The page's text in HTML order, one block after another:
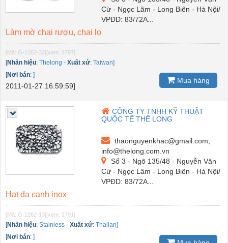
Cừ - Ngọc Lâm - Long Biên - Hà Nội/
VPĐD: 83/72A...
Làm mờ chai rượu, chai lọ
[Mã: G-1262-32][xem: 2797]
[Nhãn hiệu: Thelong - Xuất xứ: Taiwan]
[Nơi bán: ]
2011-01-27 16:59:59]
Mua hàng
CÔNG TY TNHH KỸ THUẬT
QUỐC TẾ THẾ LONG
thaonguyenkhac@gmail.com;
info@thelong.com.vn
Số 3 - Ngõ 135/48 - Nguyễn Văn
Cừ - Ngọc Lâm - Long Biên - Hà Nội/
VPĐD: 83/72A...
Hạt đa cạnh inox
[Mã: G-1262-13][xem: 2791]
[Nhãn hiệu: Stainless - Xuất xứ: Thailan]
[Nơi bán: ]